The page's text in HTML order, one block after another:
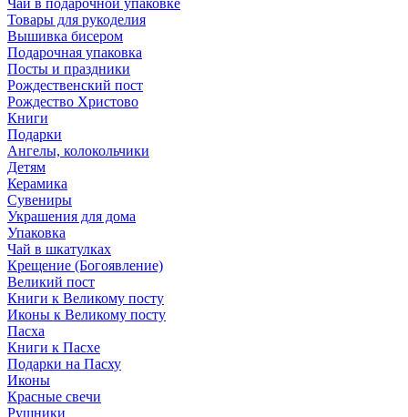
Чай в подарочной упаковке
Товары для рукоделия
Вышивка бисером
Подарочная упаковка
Посты и праздники
Рождественский пост
Рождество Христово
Книги
Подарки
Ангелы, колокольчики
Детям
Керамика
Сувениры
Украшения для дома
Упаковка
Чай в шкатулках
Крещение (Богоявление)
Великий пост
Книги к Великому посту
Иконы к Великому посту
Пасха
Книги к Пасхе
Подарки на Пасху
Иконы
Красные свечи
Рушники